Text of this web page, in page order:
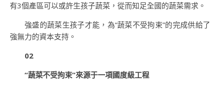
有3個產區可以或許生孩子蔬菜，從而知足全國的蔬菜需求。
強盛的蔬菜生孩子才能，為“蔬菜不受拘束”的完成供給了
強無力的資本支持。
02
“蔬菜不受拘束”來源于一項國度級工程